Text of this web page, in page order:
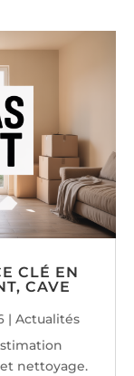
CLÉ EN
CAVE
|Actualités
nettoyage.